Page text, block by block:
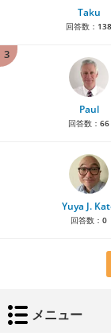
Taku
回答数： 138
3
Paul
回答数： 66
Yuya J.
回答数： 0
メニュー